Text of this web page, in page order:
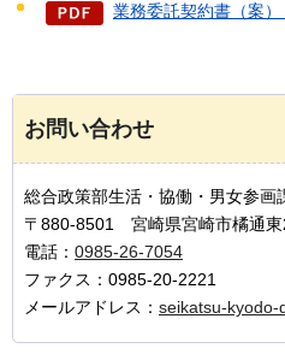
業務委託契約書（案）
お問い合わせ
総合政策部生活・協働・男女参
〒880-8501 宮崎県宮崎市橘通東
電話： 0985-26-7054
ファクス：0985-20-2221
メールアドレス： seikatsu-kyodo-